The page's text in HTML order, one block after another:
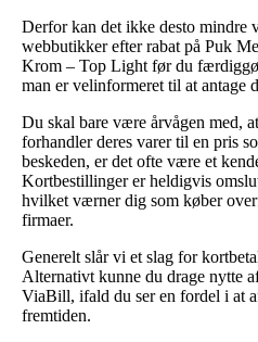
Derfor kan det ikke desto mindre
webbutikker efter rabat på Puk
Krom – Top Light før du
man er velinformeret til at antage
Du skal bare være årvågen med,
forhandler deres varer til en pris
beskeden, er det ofte være et
Kortbestillinger er heldigvis
hvilket værner dig som køber
firmaer.
Generelt slår vi et slag for
Alternativt kunne du drage nytte
ViaBill, ifald du ser en fordel i at
fremtiden.